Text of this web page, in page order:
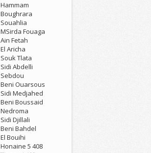
Hammam
Boughrara
Souahlia
MSirda Fouaga
Ain Fetah
El Aricha
Souk Tlata
Sidi Abdelli
Sebdou
Beni Ouarsous
Sidi Medjahed
Beni Boussaid
Nedroma
Sidi Djillali
Beni Bahdel
El Bouihi
Honaine 5 408